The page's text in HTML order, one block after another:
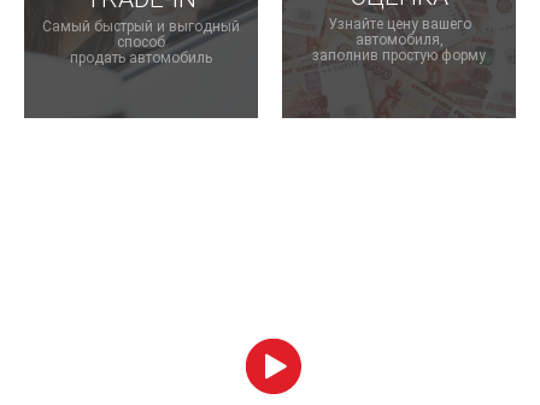
Самый быстрый и выгодный
способ
продать автомобиль
Узнайте цену вашего
автомобиля,
заполнив простую форму